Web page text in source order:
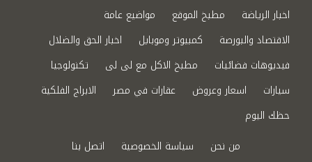
اخبار الرياضة
مطبخ الموقع
مواضيع عامة
الاقتصاد والبورصة
كمبيوتر وموبايل
اخبار الحق والضلال
فيديوهات فضائيات
مطبخ الاكل مع لى لى
تكنولوجيا
سيارات
اسعار وعروض عقارات في مصر
الابراج الفلكية
حظك اليوم
من نحن
سياسة الخصوصية اتصل بنا